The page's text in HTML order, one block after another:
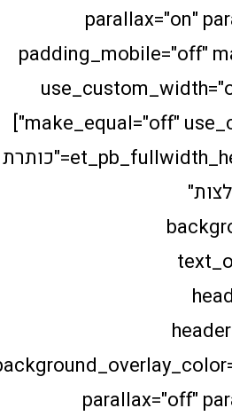
make_equal="off" use_custom_gutter="off"]
[et_pb_fullwidth_header admin_label="כותרת